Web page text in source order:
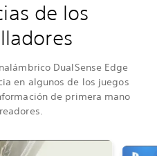
de los
DualSense Edge
en algunos de los juegos
de primera mano